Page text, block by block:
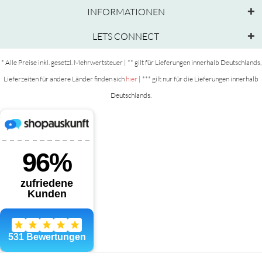
INFORMATIONEN
LETS CONNECT
* Alle Preise inkl. gesetzl. Mehrwertsteuer | ** gilt für Lieferungen innerhalb Deutschlands,
Lieferzeiten für andere Länder finden sich hier | *** gilt nur für die Lieferungen innerhalb
Deutschlands.